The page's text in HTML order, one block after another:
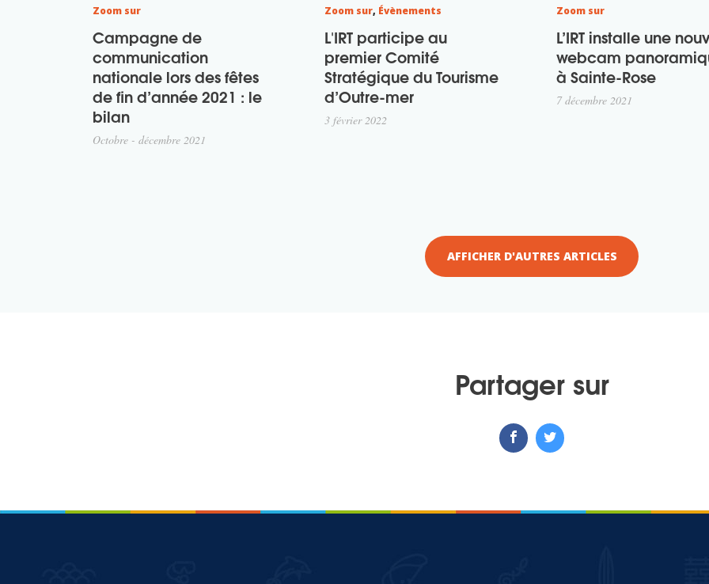
Zoom sur
Campagne de
communication
nationale lors des fêtes
de fin d’année 2021 : le
bilan
Octobre - décembre 2021
Zoom sur, Évènements
L'IRT participe au
premier Comité
Stratégique du Tourisme
d’Outre-mer
3 février 2022
Zoom sur
L’IRT installe une
webcam
à Sainte-Rose
7 décembre 2021
AFFICHER D'AUTRES ARTICLES
Partager sur